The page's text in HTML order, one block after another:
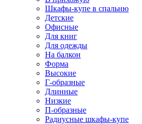
Шкафы-купе в спальню
Детские
Офисные
Для книг
Для одежды
На балкон
Форма
Высокие
Г-образные
Длинные
Низкие
П-образные
Радиусные шкафы-купе